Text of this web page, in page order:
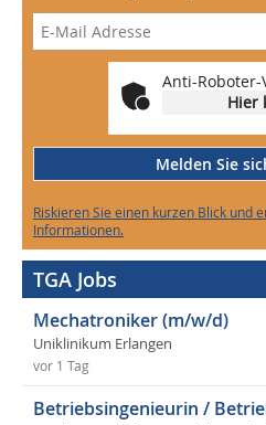
Anti-
Hier
Melden Sie
Riskieren Sie einen kurzen Blick und
Informationen.
TGA Jobs
Mechatroniker (m/w/d)
Uniklinikum Erlangen
vor 1 Tag
Betriebsingenieurin /